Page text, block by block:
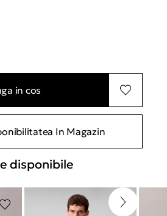
in cos
In Magazin
disponibile